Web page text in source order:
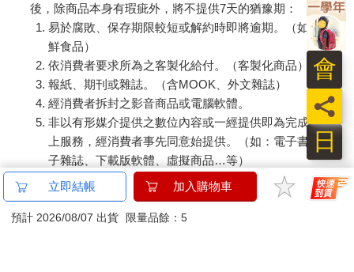
後，除商品本身有瑕疵外，將不提供7天的猶豫期：
易於腐敗、保存期限較短或解約時即將逾期。（如：生
鮮食品）
依消費者要求所為之客製化給付。（客製化商品）
報紙、期刊或雜誌。（含MOOK、外文雜誌）
經消費者拆封之影音商品或電腦軟體。
非以有形媒介提供之數位內容或一經提供即為完成之線
上服務，經消費者事先同意始提供。（如：電子書、電
子雜誌、下載版軟體、虛擬商品…等）
已拆封之個人衛生用品。（如：內衣褲、刮鬍刀、除毛
刀…等）
若非上列種類商品，均享有到貨7天的猶豫期（含例假
立即結帳 加入購物車
預計 2026/08/07 出貨 限量品餘：5
日
員
會